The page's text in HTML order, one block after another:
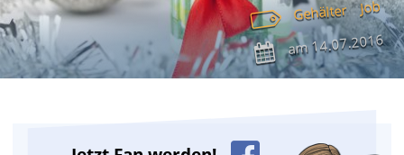
Gehälter Job
am14.07.2016